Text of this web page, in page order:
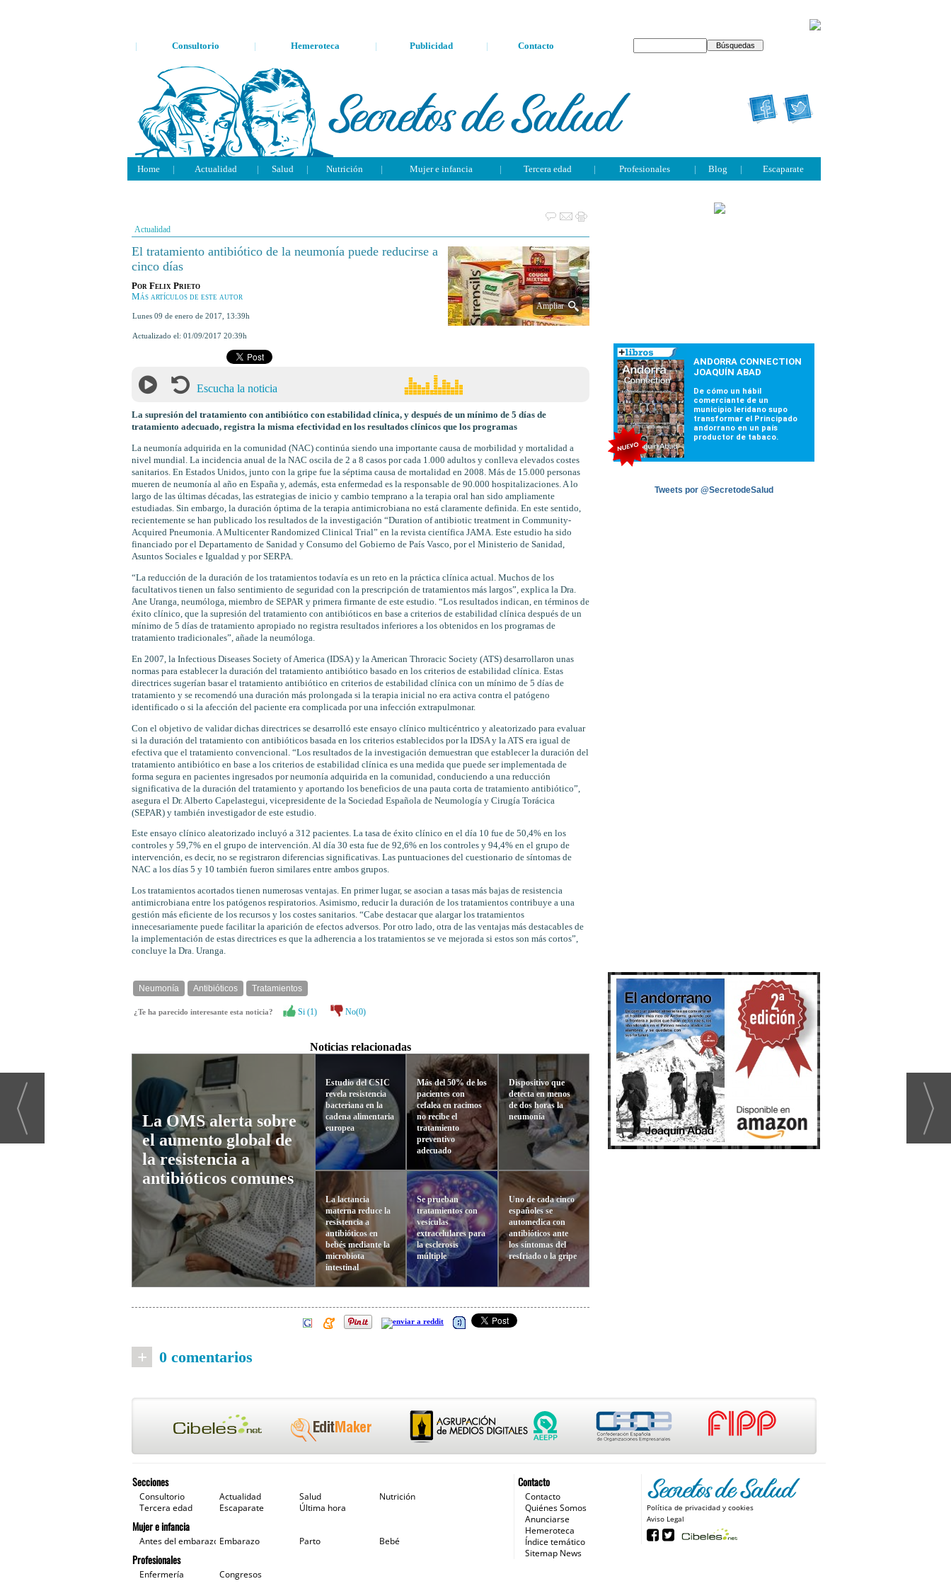
| Consultorio | Hemeroteca | Publicidad | Contacto
Home | Actualidad | Salud | Nutrición | Mujer e infancia | Tercera edad | Profesionales | Blog | Escaparate
Actualidad
Ampliar
El tratamiento antibiótico de la neumonía puede reducirse a
cinco días
Por Felix Prieto
Más artículos de este autor
lunes 09 de enero de 2017 13:39h
Actualizado el: 01/09/2017 20:39h
Escucha la noticia
La supresión del tratamiento con antibiótico con estabilidad clínica, y después de un mínimo de 5 días de
tratamiento adecuado, registra la misma efectividad en los resultados clínicos que los programas
La neumonía adquirida en la comunidad (NAC) continúa siendo una importante causa de morbilidad y mortalidad a
nivel mundial. La incidencia anual de la NAC oscila de 2 a 8 casos por cada 1.000 adultos y conlleva elevados costes
sanitarios. En Estados Unidos, junto con la gripe fue la séptima causa de mortalidad en 2008. Más de 15.000 personas
mueren de neumonía al año en España y, además, esta enfermedad es la responsable de 90.000 hospitalizaciones. A lo
largo de las últimas décadas, las estrategias de inicio y cambio temprano a la terapia oral han sido ampliamente
estudiadas. Sin embargo, la duración óptima de la terapia antimicrobiana no está claramente definida. En este sentido,
recientemente se han publicado los resultados de la investigación “Duration of antibiotic treatment in Community-
Acquired Pneumonia. A Multicenter Randomized Clinical Trial” en la revista científica JAMA. Este estudio ha sido
financiado por el Departamento de Sanidad y Consumo del Gobierno de País Vasco, por el Ministerio de Sanidad,
Asuntos Sociales e Igualdad y por SERPA.
“La reducción de la duración de los tratamientos todavía es un reto en la práctica clínica actual. Muchos de los
facultativos tienen un falso sentimiento de seguridad con la prescripción de tratamientos más largos”, explica la Dra.
Ane Uranga, neumóloga, miembro de SEPAR y primera firmante de este estudio. “Los resultados indican, en términos de
éxito clínico, que la supresión del tratamiento con antibióticos en base a criterios de estabilidad clínica después de un
mínimo de 5 días de tratamiento apropiado no registra resultados inferiores a los obtenidos en los programas de
tratamiento tradicionales”, añade la neumóloga.
En 2007, la Infectious Diseases Society of America (IDSA) y la American Throracic Society (ATS) desarrollaron unas
normas para establecer la duración del tratamiento antibiótico basado en los criterios de estabilidad clínica. Estas
directrices sugerían basar el tratamiento antibiótico en criterios de estabilidad clínica con un mínimo de 5 días de
tratamiento y se recomendó una duración más prolongada si la terapia inicial no era activa contra el patógeno
identificado o si la afección del paciente era complicada por una infección extrapulmonar.
Con el objetivo de validar dichas directrices se desarrolló este ensayo clínico multicéntrico y aleatorizado para evaluar
si la duración del tratamiento con antibióticos basada en los criterios establecidos por la IDSA y la ATS era igual de
efectiva que el tratamiento convencional. “Los resultados de la investigación demuestran que establecer la duración del
tratamiento antibiótico en base a los criterios de estabilidad clínica es una medida que puede ser implementada de
forma segura en pacientes ingresados por neumonía adquirida en la comunidad, conduciendo a una reducción
significativa de la duración del tratamiento y aportando los beneficios de una pauta corta de tratamiento antibiótico”,
asegura el Dr. Alberto Capelastegui, vicepresidente de la Sociedad Española de Neumología y Cirugía Torácica
(SEPAR) y también investigador de este estudio.
Este ensayo clínico aleatorizado incluyó a 312 pacientes. La tasa de éxito clínico en el día 10 fue de 50,4% en los
controles y 59,7% en el grupo de intervención. Al día 30 esta fue de 92,6% en los controles y 94,4% en el grupo de
intervención, es decir, no se registraron diferencias significativas. Las puntuaciones del cuestionario de síntomas de
NAC a los días 5 y 10 también fueron similares entre ambos grupos.
Los tratamientos acortados tienen numerosas ventajas. En primer lugar, se asocian a tasas más bajas de resistencia
antimicrobiana entre los patógenos respiratorios. Asimismo, reducir la duración de los tratamientos contribuye a una
gestión más eficiente de los recursos y los costes sanitarios. “Cabe destacar que alargar los tratamientos
innecesariamente puede facilitar la aparición de efectos adversos. Por otro lado, otra de las ventajas más destacables de
la implementación de estas directrices es que la adherencia a los tratamientos se ve mejorada si estos son más cortos”,
concluye la Dra. Uranga.
Neumonía Antibióticos Tratamientos
¿Te ha parecido interesante esta noticia? Si (1) No(0)
Noticias relacionadas
La OMS alerta sobre
el aumento global de
la resistencia a
antibióticos comunes
Estudio del CSIC
revela resistencia
bacteriana en la
cadena alimentaria
europea
La lactancia
materna reduce la
resistencia a
antibióticos en
bebés mediante la
microbiota
intestinal
Más del 50% de los
pacientes con
cefalea en racimos
no recibe el
tratamiento
preventivo
adecuado
Se prueban
tratamientos con
vesículas
extracelulares para
la esclerosis
múltiple
Dispositivo que
detecta en menos
de dos horas la
neumonía
Uno de cada cinco
españoles se
automedica con
antibióticos ante
los síntomas del
resfriado o la gripe
+ 0 comentarios
Tweets por @SecretodeSalud
Contacto
Contacto
Quiénes Somos
Anunciarse
Hemeroteca
Índice temático
Sitemap News
Política de privacidad y cookies
Aviso Legal
Secciones
Consultorio Actualidad Salud
Nutrición
Tercera edad
Escaparate Última hora
Mujer e infancia
Antes del embarazo Embarazo Parto Bebé
Profesionales
Enfermería Congresos